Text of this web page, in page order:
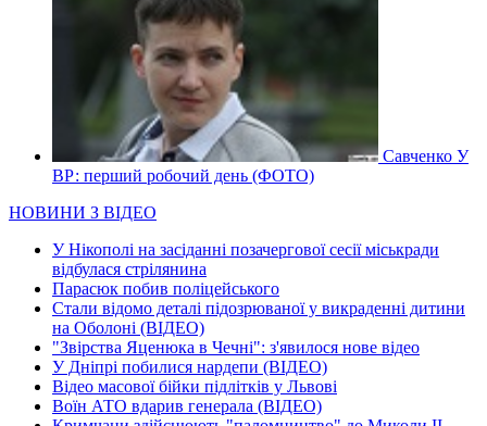
Савченко У
ВР: перший робочий день (ФОТО)
НОВИНИ З ВІДЕО
У Нікополі на засіданні позачергової сесії міськради
відбулася стрілянина
Парасюк побив поліцейського
Стали відомо деталі підозрюваної у викраденні дитини
на Оболоні (ВІДЕО)
"Звірства Яценюка в Чечні": з'явилося нове відео
У Дніпрі побилися нардепи (ВІДЕО)
Відео масової бійки підлітків у Львові
Воїн АТО вдарив генерала (ВІДЕО)